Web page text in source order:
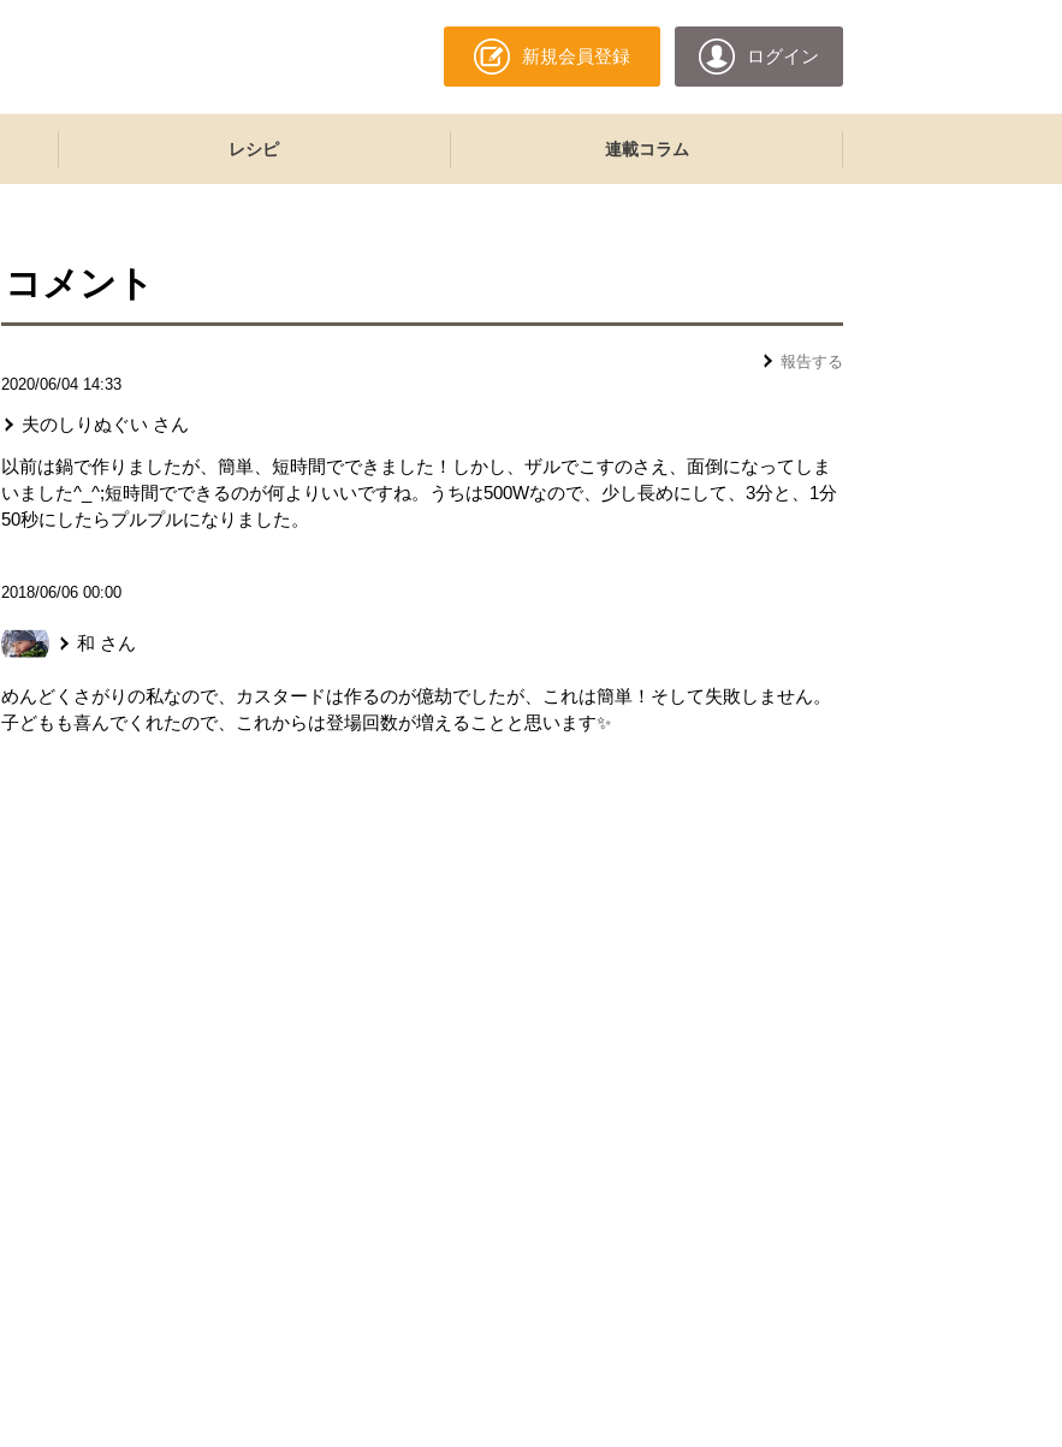
新規会員登録 ログイン
レシピ 連載コラム
コメント
報告する
2020/06/04 14:33
夫のしりぬぐい さん
以前は鍋で作りましたが、簡単、短時間でできました！しかし、ザルでこすのさえ、面倒になってしま
いました^_^;短時間でできるのが何よりいいですね。うちは500Wなので、少し長めにして、3分と、1分
50秒にしたらプルプルになりました。
2018/06/06 00:00
和 さん
めんどくさがりの私なので、カスタードは作るのが億劫でしたが、これは簡単！そして失敗しません。
子どもも喜んでくれたので、これからは登場回数が増えることと思います✨